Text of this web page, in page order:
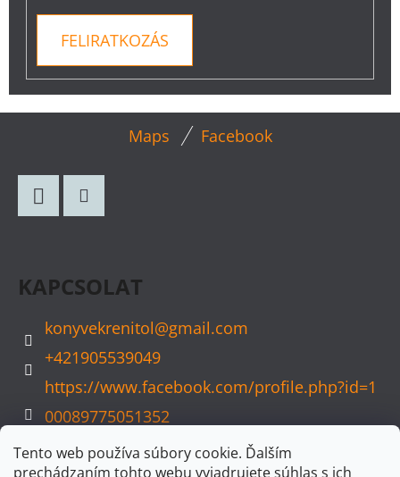
Tento web používa súbory cookie. Ďalším
prechádzaním tohto webu vyjadrujete súhlas s ich
FELIRATKOZÁS
Maps Facebook
KAPCSOLAT
konyvekrenitol@gmail.com
+421905539049
https://www.facebook.com/profile.php?id=1
00089775051352
konyvvarazs